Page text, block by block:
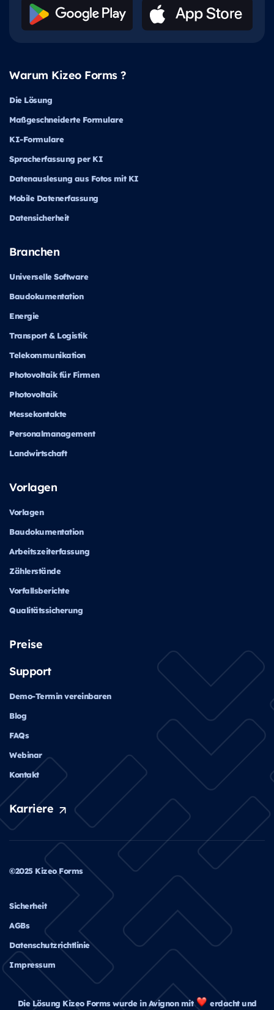
Warum Kizeo Forms ?
Die Lösung
Maßgeschneiderte Formulare
KI-Formulare
Spracherfassung per KI
Datenauslesung aus Fotos mit KI
Mobile Datenerfassung
Datensicherheit
Branchen
Universelle Software
Baudokumentation
Energie
Transport & Logistik
Telekommunikation
Photovoltaik für Firmen
Photovoltaik
Messekontakte
Personalmanagement
Landwirtschaft
Vorlagen
Vorlagen
Baudokumentation
Arbeitszeiterfassung
Zählerstände
Vorfallsberichte
Qualitätssicherung
Preise
Support
Demo-Termin vereinbaren
Blog
FAQs
Webinar
Kontakt
Karriere
©2025 Kizeo Forms
Die Lösung Kizeo Forms wurde in Avignon mit erdacht und
Sicherheit
AGBs
Datenschutzrichtlinie
Impressum